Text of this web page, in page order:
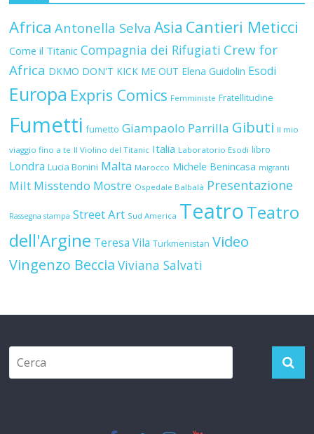
Africa Antonella Selva Asia Cantieri Meticci
Come il Titanic Compagnia dei Rifugiati Crew for
Africa DKMO DON'T KICK ME OUT Elena Guidolin Esodi
Europa Expris Comics Femministe Fratellitudine
Fumetti fumetto Giampaolo Parrilla Gibuti Il mio
viaggio fino a te Il Violino del Titanic Italia Laboratorio Esodi libro
Londra Lucia Bonini Malta Marocco Michele Benincasa migranti
Milt Misstendo Mostre Ospedale Balbalà Presentazione
Rassegna stampa Street Art Sud America TeatroTeatro
dell'Argine Teresa Vila Turkmenistan Video
Vingenzo Beccia Viviana Salvati